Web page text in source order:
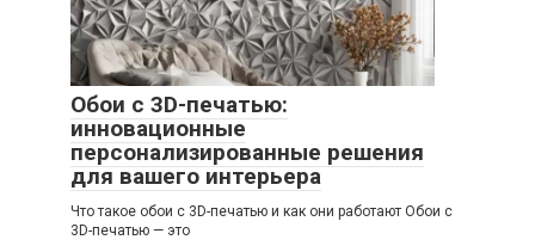
Обои с 3D-печатью:
инновационные
персонализированные решения
для вашего интерьера
Что такое обои с 3D-печатью и как они работают Обои с
3D-печатью — это